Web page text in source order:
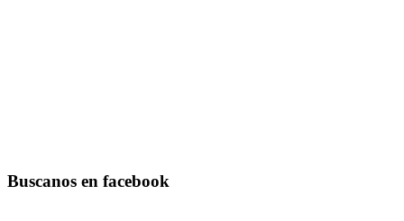
Buscanos en facebook